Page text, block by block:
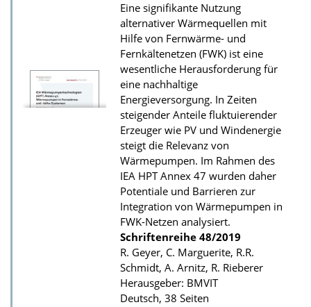
s
z
u
r
P
u
b
l
i
k
a
t
i
o
n
Eine signifikante Nutzung
alternativer Wärmequellen mit
Hilfe von Fernwärme- und
Fernkältenetzen (FWK) ist eine
wesentliche Herausforderung für
eine nachhaltige
Energieversorgung. In Zeiten
steigender Anteile fluktuierender
Erzeuger wie PV und Windenergie
steigt die Relevanz von
Wärmepumpen. Im Rahmen des
IEA HPT Annex 47 wurden daher
Potentiale und Barrieren zur
Integration von Wärmepumpen in
FWK-Netzen analysiert.
Schriftenreihe 48/2019
R. Geyer, C. Marguerite, R.R.
Schmidt, A. Arnitz, R. Rieberer
Herausgeber: BMVIT
Deutsch, 38 Seiten